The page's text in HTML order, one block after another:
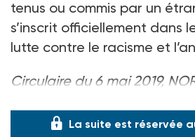
tenus ou commis par un
s’inscrit officiellement dans
lutte contre le racisme et
Circulaire du 6 mai 2019, NOR
La suite est réservée